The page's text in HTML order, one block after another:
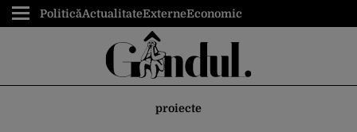
PoliticăActualitateExterneEconomic
proiecte